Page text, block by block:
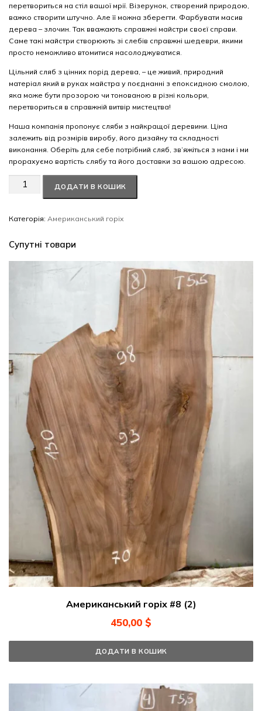
перетвориться на стіл вашої мрії. Візерунок, створений природою,
важко створити штучно. Але її можна зберегти. Фарбувати масив
дерева – злочин. Так вважають справжні майстри своєї справи.
Саме такі майстри створюють зі слебів справжні шедеври, якими
просто неможливо втомитися насолоджуватися.
Цільний сляб з цінних порід дерева, – це живий, природний
матеріал який в руках майстра у поєднанні з епоксидною смолою,
яка може бути прозорою чи тонованою в різні кольори,
перетвориться в справжній витвір мистецтва!
Наша компанія пропонує сляби з найкращої деревини. Ціна
залежить від розмірів виробу, його дизайну та складності
виконання. Оберіть для себе потрібний сляб, зв’яжіться з нами і ми
прорахуємо вартість слябу та його доставки за вашою адресою.
Американський
кількість
ДОДАТИ В КОШИК
Категорія: Американський горіх
Супутні товари
Американський горіх #8 (2)
450,00 $
ДОДАТИ В КОШИК